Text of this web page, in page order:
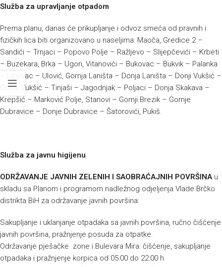
Služba za upravljanje otpadom
Prema planu, danas će prikupljanje i odvoz smeća od pravnih i
fizičkih lica biti organizovano u naseljima: Maoča, Gredice 2 –
Sandići – Trnjaci – Popovo Polje – Ražljevo – Slijepčevići – Krbeti
– Buzekara, Brka – Ugori, Vitanovići – Bukovac – Bukvik – Palanka
– Lipovac – Ulović, Gornja Laništa – Donja Laništa – Donji Vukšić –
Gornji Vukšić – Tinjaši – Jagodnjak – Poljaci – Donja Skakava –
Krepšić – Marković Polje, Stanovi – Gornji Brezik – Gornje
Dubravice – Donje Dubravice – Šatorovići, Pukiš.
Služba za javnu higijenu
ODRŽAVANJE JAVNIH ZELENIH I SAOBRAĆAJNIH POVRŠINAu
skladu sa Planom i programom nadležnog odjeljenja Vlade Brčko
distrikta BiH za održavanje javnih površina:
Sakupljanje i uklanjanje otpadaka sa javnih površina, ručno čišćenje
javnih površina, pražnjenje posuda za otpatke.
Održavanje pješačke zone i Bulevara Mira: čišćenje, sakupljanje
otpadaka i pražnjenje korpica od 05:00 do 22:00 h